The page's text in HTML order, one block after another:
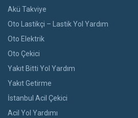
Akü Takviye
Oto Lastikçi – Lastik Yol Yardım
Oto Elektrik
Oto Çekici
Yakıt Bitti Yol Yardım
Yakıt Getirme
İstanbul Acil Çekici
Acil Yol Yardımı